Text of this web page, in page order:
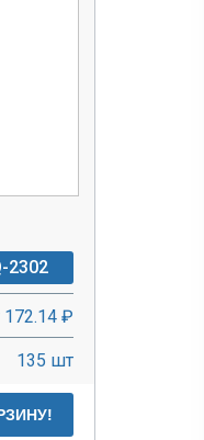
2302
172.14 ₽
135 шт